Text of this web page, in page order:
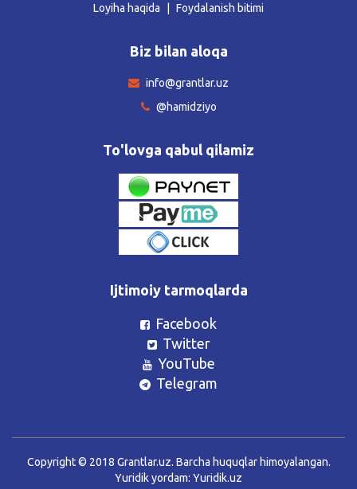
Loyiha haqida
Foydalanish bitimi
Biz bilan aloqa
info@grantlar.uz
@hamidziyo
To'lovga qabul qilamiz
Ijtimoiy tarmoqlarda
Facebook
Twitter
YouTube
Telegram
Copyright © 2018 Grantlar.uz. Barcha huquqlar himoyalangan.
Yuridik yordam: Yuridik.uz